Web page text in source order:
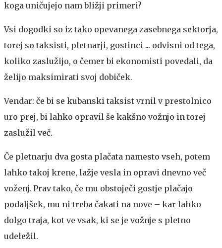
koga uničujejo nam bližji primeri?
Vsi dogodki so iz tako opevanega zasebnega sektorja,
torej so taksisti, pletnarji, gostinci ... odvisni od tega,
koliko zaslužijo, o čemer bi ekonomisti povedali, da
želijo maksimirati svoj dobiček.
Vendar: če bi se kubanski taksist vrnil v prestolnico
uro prej, bi lahko opravil še kakšno vožnjo in torej
zaslužil več.
Če pletnarju dva gosta plačata namesto vseh, potem
lahko takoj krene, lažje vesla in opravi dnevno več
voženj. Prav tako, če mu obstoječi gostje plačajo
podaljšek, mu ni treba čakati na nove – kar lahko
dolgo traja, kot ve vsak, ki se je vožnje s pletno
udeležil.